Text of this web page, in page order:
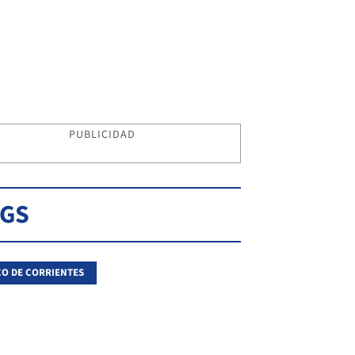
PUBLICIDAD
DE CORRIENTES